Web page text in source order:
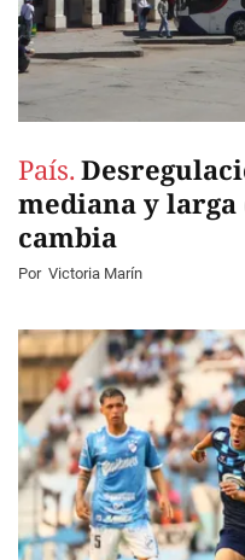
País.
mediana y
cambia
Por Victoria Marín